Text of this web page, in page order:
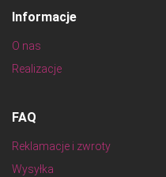
Informacje
O nas
Realizacje
FAQ
Reklamacje i zwroty
Wysyłka